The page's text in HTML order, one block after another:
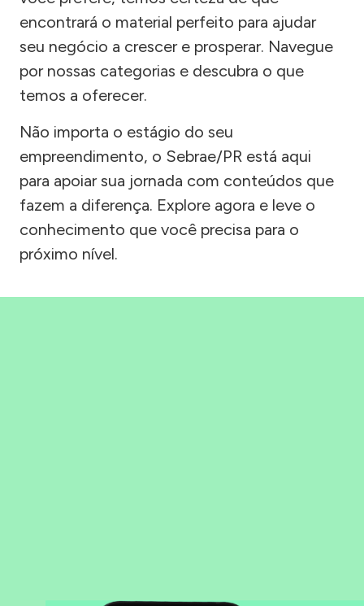
encontrará o material perfeito para ajudar
seu negócio a crescer e prosperar. Navegue
por nossas categorias e descubra o que
temos a oferecer.
Não importa o estágio do seu
empreendimento, o Sebrae/PR está aqui
para apoiar sua jornada com conteúdos que
fazem a diferença. Explore agora e leve o
conhecimento que você precisa para o
próximo nível.